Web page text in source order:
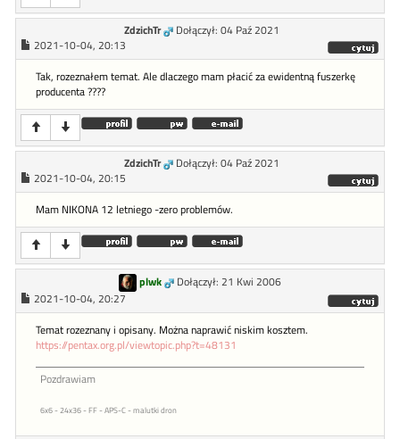
ZdzichTr
Dołączył: 04 Paź 2021
2021-10-04, 20:13
Tak, rozeznałem temat. Ale dlaczego mam płacić za ewidentną fuszerkę
producenta ????
ZdzichTr
Dołączył: 04 Paź 2021
2021-10-04, 20:15
Mam NIKONA 12 letniego -zero problemów.
plwk
Dołączył: 21 Kwi 2006
2021-10-04, 20:27
Temat rozeznany i opisany. Można naprawić niskim kosztem.
https://pentax.org.pl/viewtopic.php?t=48131
Pozdrawiam
6x6 - 24x36 - FF - APS-C - malutki dron